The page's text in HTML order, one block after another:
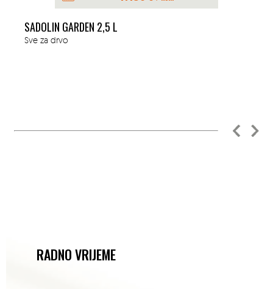
SADOLIN GARDEN 2,5 L
Sve za drvo
RADNO VRIJEME